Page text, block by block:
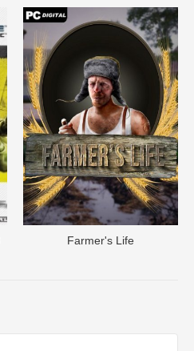
Farmer's Life